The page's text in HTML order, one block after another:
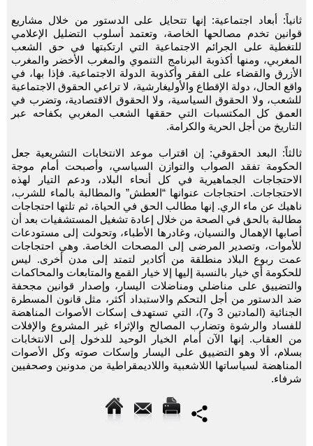
ثانياً: أبعاد اجتماعية: إنها تتحايل على الدستور من خلال مشاريع
قوانين تخدم مصالحها الخاصة، وتعتمد أسلوب التضليل الإعلامي
للتغطية على الجرائم الاجتماعية التي ارتكبتها في حق الشعب
المغربي، ومنها أكذوبة البرنامج التنموي والمغرب الأخضر والمغرب
الأزرق والقضاء على الفقر وأكذوبة الدولة الاجتماعية. فإذا بها، في
واقع الحال، دولة الإقطاع والأوليغارشية، لا تراعي الحقوق الاجتماعية
للشعب، ولا الحقوق السياسية، ولا الحقوق الاقتصادية، وتضرب في
العمق كل المكتسبات التي حققها الشعب المغربي بكفاحه عبر
التاريخ من أجل الحرية والكرامة.
ثالثاً: البعد الحقوقي: إن اقتراب موعد الانتخابات التشريعية جعل
الحكومة تفقد الصواب والتوازن السياسي، وأصبحت أمام موجة
الاحتجاجات الجماهيرية في كل أنحاء البلاد، ودعم التيار لهذه
الاحتجاجات. احتجاجات عنوانها “العطش” والمطالبة بالماء للشرب،
ناهيك عن ماء الري. إنها مطالب الحق في الحياة، ثم تلتها احتجاجات
مطالبة بالحق في الصحة من خلال إعادة تشغيل المستشفيات بعد أن
أصابها الإهمال والنسيان، وغادرها الأطباء، وتحولت إلى مستودعات
للأموات، وتصدير المرضى إلى المصحات الخاصة. وهي احتجاجات
عمت ربوع البلاد منطلقة من أكادير لتمتد إلى مدن أخرى. ليس
للحكومة أي خيار بالنسبة إليها إلا خيار القمع والمتابعات والمحاكمات
والتضييق على مناضلي ومناضلات اليسار، وإصدار قوانين مجحفة
ضد الدستور من أجل التحكم والاستبداد أكثر، مثل قانون المسطرة
الجنائية (المادتين 3 و7)، التي تستهدف إسكات الأصوات المناهضة
للفساد والرشوة وتضارب المصالح والإثراء غير المشروع والإفلات
من العقاب. إنها الآن أمام الخيار الوحيد للدخول إلى الانتخابات
بسلام، ألا وهو التضييق على اليسار وإسكات صوته وكل الأصوات
المناهضة لسياساتها اللاشعبية واللاديمقراطية من مدونين وصحفيين
شرفاء.